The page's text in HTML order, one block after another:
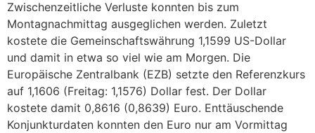
Zwischenzeitliche Verluste konnten bis zum
Montagnachmittag ausgeglichen werden. Zuletzt
kostete die Gemeinschaftswährung 1,1599 US-Dollar
und damit in etwa so viel wie am Morgen. Die
Europäische Zentralbank (EZB) setzte den Referenzkurs
auf 1,1606 (Freitag: 1,1576) Dollar fest. Der Dollar
kostete damit 0,8616 (0,8639) Euro. Enttäuschende
Konjunkturdaten konnten den Euro nur am Vormittag